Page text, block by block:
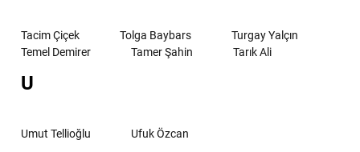
Tacim Çiçek Tolga Baybars
Turgay Yalçın
Temel Demirer
Tamer Şahin Tarık Ali
U
Umut Tellioğlu Ufuk Özcan